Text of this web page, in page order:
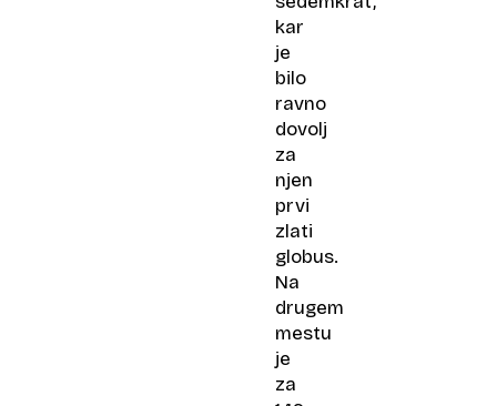
kar
je
bilo
ravno
dovolj
za
njen
prvi
zlati
globus.
Na
drugem
mestu
je
za